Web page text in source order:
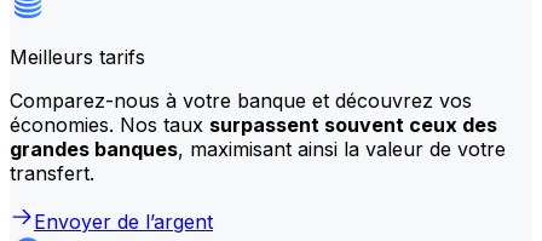
Meilleurs tarifs
Comparez-nous à votre banque et découvrez vos
économies. Nos taux surpassent souvent ceux des
grandes banques, maximisant ainsi la valeur de votre
transfert.
Envoyer de l’argent